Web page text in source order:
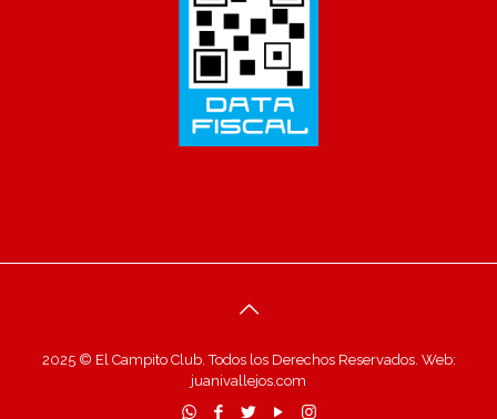
2025 © El Campito Club. Todos los Derechos Reservados. Web:
juanivallejos.com